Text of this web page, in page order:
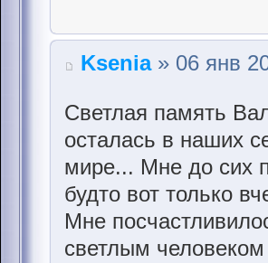
Ksenia» 06 янв
Светлая память
осталась в наших
мире... Мне до сих
будто вот только
Мне
светлым